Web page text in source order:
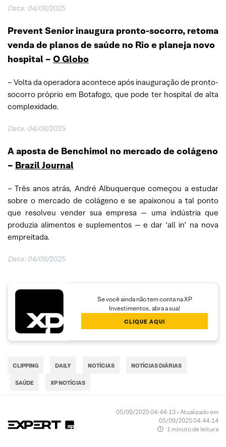
Data: 04/09/2025
Prevent Senior inaugura pronto-socorro, retoma
venda de planos de saúde no Rio e planeja novo
hospital – O Globo
– Volta da operadora acontece após inauguração de pronto-
socorro próprio em Botafogo, que pode ter hospital de alta
complexidade.
Data: 04/09/2025
A aposta de Benchimol no mercado de colágeno
– Brazil Journal
– Três anos atrás, André Albuquerque começou a estudar
sobre o mercado de colágeno e se apaixonou a tal ponto
que resolveu vender sua empresa — uma indústria que
produzia alimentos e suplementos — e dar ‘all in’ na nova
empreitada.
Data: 04/09/2025
Se você ainda não tem conta na XP
Investimentos, abra a sua!
CLIQUE AQUI
CLIPPING DAILY NOTÍCIAS NOTÍCIAS DIÁRIAS
SAÚDE XP NOTÍCIAS
05/09/2025 04:44:13 • Atualizado em
05/09/2025 04:44:14
1 minuto de leitura